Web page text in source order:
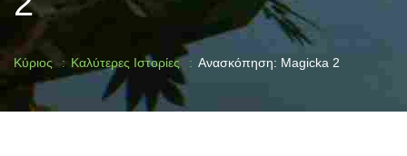
Κύριος Καλύτερες Ιστορίες Ανασκόπηση: Magicka 2